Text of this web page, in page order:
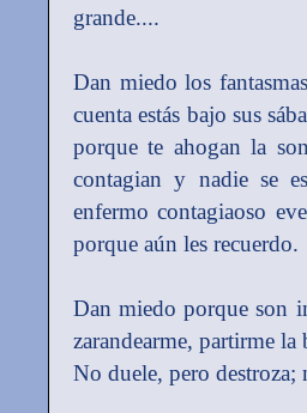
grande....
Dan miedo los
cuenta estás bajo sus
porque te ahogan la
contagian y nadie se
enfermo contagiaoso
porque aún les recuerdo.
Dan miedo porque son
zarandearme, partirme
No duele, pero destroza;